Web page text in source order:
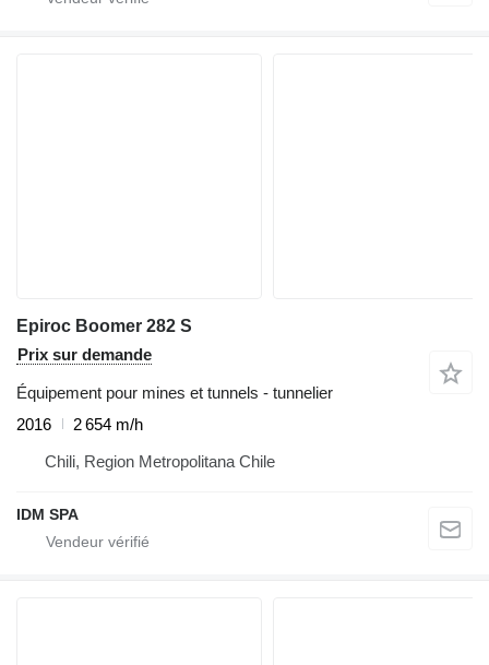
Epiroc Boomer 282 S
Prix sur demande
Équipement pour mines et tunnels - tunnelier
2016
2 654 m/h
Chili, Region Metropolitana Chile
IDM SPA